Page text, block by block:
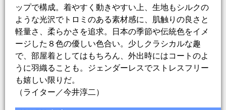
ップで構成。着やすく動きやすい上、生地もシルクの
ような光沢でトロミのある素材感に、肌触りの良さと
軽量さ、柔らかさを追求。日本の季節や伝統色をイメ
ージした８色の優しい色合い。少しクラシカルな趣
で、部屋着としてはもちろん、外出時にはコートのよ
うに羽織ることも。ジェンダーレスでストレスフリー
も嬉しい限りだ。
（ライター／今井淳二）